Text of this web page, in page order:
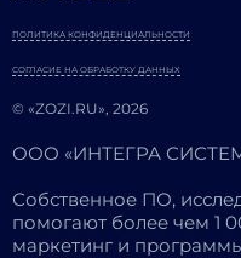
© «ZOZI.RU», 2026
ПОЛИТИКА КОНФИДЕНЦИАЛЬНОСТИ
СОГЛАСИЕ НА ОБРАБОТКУ ДАННЫХ
ООО «ИНТЕГРА
Собственное ПО,
помогают более чем 1
маркетинг и